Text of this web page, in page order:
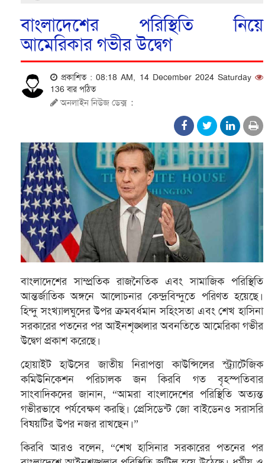
বাংলাদেশের পরিস্থিতি নিয়ে
আমেরিকার গভীর উদ্বেগ
প্রকাশিত : 08:18 AM, 14 December 2024 Saturday
136 বার পঠিত
অনলাইন নিউজ ডেক্স :
বাংলাদেশের সাম্প্রতিক রাজনৈতিক এবং সামাজিক পরিস্থিতি
আন্তর্জাতিক অঙ্গনে আলোচনার কেন্দ্রবিন্দুতে পরিণত হয়েছে।
হিন্দু সংখ্যালঘুদের উপর ক্রমবর্ধমান সহিংসতা এবং শেখ হাসিনা
সরকারের পতনের পর আইনশৃঙ্খলার অবনতিতে আমেরিকা গভীর
উদ্বেগ প্রকাশ করেছে।
হোয়াইট হাউসের জাতীয় নিরাপত্তা কাউন্সিলের স্ট্র্যাটেজিক
কমিউনিকেশন পরিচালক জন কিরবি গত বৃহস্পতিবার
সাংবাদিকদের জানান, “আমরা বাংলাদেশের পরিস্থিতি অত্যন্ত
গভীরভাবে পর্যবেক্ষণ করছি। প্রেসিডেন্ট জো বাইডেনও সরাসরি
বিষয়টির উপর নজর রাখছেন।”
কিরবি আরও বলেন, “শেখ হাসিনার সরকারের পতনের পর